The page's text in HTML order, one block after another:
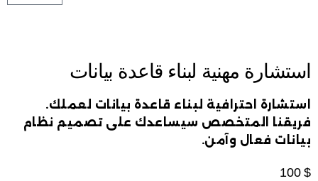
مهنية لبناء قاعدة بيانات
احترافية لبناء قاعدة بيانات لعملك.
المتخصص سيساعدك على تصميم نظام
فعال وآمن.
100